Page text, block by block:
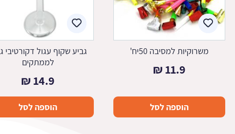
משרוקיות למסיבה 50יח'
11.9
₪
הוספה לסל
גביע שקוף עגול דקורטיבי
לממתקים
14.9
₪
הוספה לסל